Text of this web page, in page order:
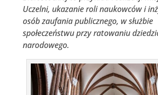
Uczelni, ukazanie roli naukowców i
osób zaufania publicznego, w służbie
społeczeństwu przy ratowaniu
narodowego.